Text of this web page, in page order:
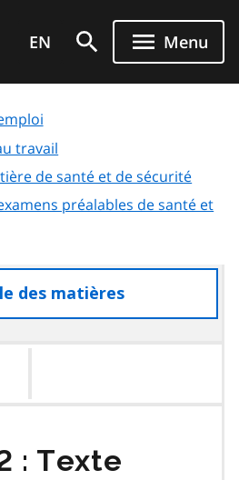
EN Menu
travail
de santé et de sécurité
préalables de santé et
des matières
à
: Texte